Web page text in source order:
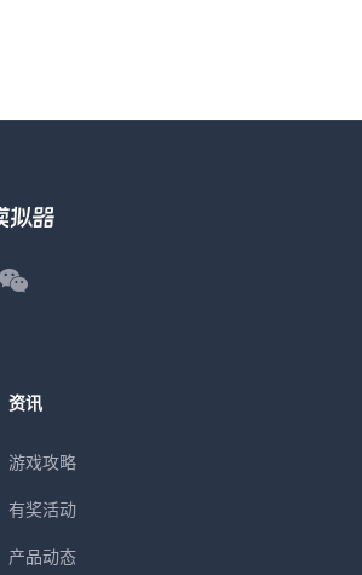
资讯
游戏攻略
有奖活动
产品动态